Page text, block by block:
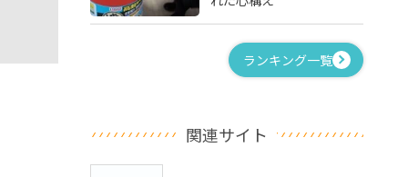
ランキング一覧
関連サイト